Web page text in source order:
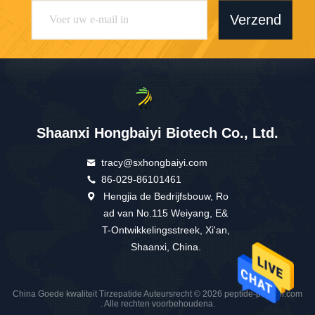
Verzend
Shaanxi Hongbaiyi Biotech Co., Ltd.
tracy@sxhongbaiyi.com
86-029-86101461
Hengjia de Bedrijfsbouw, Ro
ad van No.115 Weiyang, E&
T-Ontwikkelingsstreek, Xi'an,
Shaanxi, China.
China Goede kwaliteit Tirzepatide Auteursrecht © 2026 peptide-powder.com
. Alle rechten voorbehoudena.